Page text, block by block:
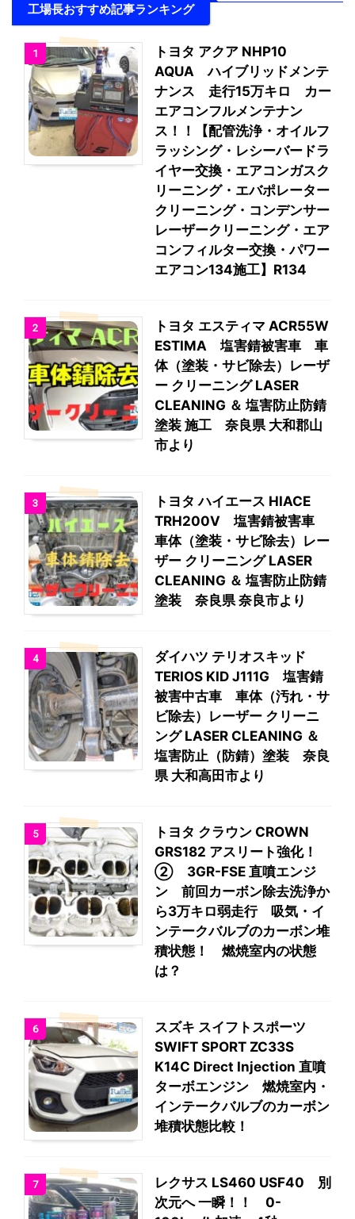
工場長おすすめ記事ランキング
1
トヨタ アクア NHP10
AQUA ハイブリッドメンテ
ナンス 走行15万キロ カー
エアコンフルメンテナン
ス！！【配管洗浄・オイルフ
ラッシング・レシーバードラ
イヤー交換・エアコンガスク
リーニング・エバポレーター
クリーニング・コンデンサー
レーザークリーニング・エア
コンフィルター交換・パワー
エアコン134施工】R134
2
トヨタ エスティマ ACR55W
ESTIMA 塩害錆被害車 車
体（塗装・サビ除去）レーザ
ー クリーニング LASER
CLEANING ＆ 塩害防止防錆
塗装 施工 奈良県 大和郡山
市より
3
トヨタ ハイエース HIACE
TRH200V 塩害錆被害車
車体（塗装・サビ除去）レー
ザー クリーニング LASER
CLEANING ＆ 塩害防止防錆
塗装 奈良県 奈良市より
4
ダイハツ テリオスキッド
TERIOS KID J111G 塩害錆
被害中古車 車体（汚れ・サ
ビ除去）レーザー クリーニ
ング LASER CLEANING ＆
塩害防止（防錆）塗装 奈良
県 大和高田市より
5
トヨタ クラウン CROWN
GRS182 アスリート強化！
② 3GR-FSE 直噴エンジ
ン 前回カーボン除去洗浄か
ら3万キロ弱走行 吸気・イ
ンテークバルブのカーボン堆
積状態！ 燃焼室内の状態
は？
6
スズキ スイフトスポーツ
SWIFT SPORT ZC33S
K14C Direct Injection 直噴
ターボエンジン 燃焼室内・
インテークバルブのカーボン
堆積状態比較！
7
レクサス LS460 USF40 別
次元へ 一瞬！！ 0-